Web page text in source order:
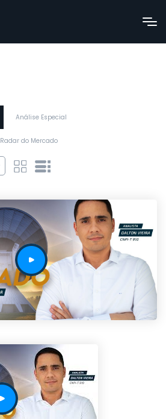
Análise Especial
Radar do Mercado